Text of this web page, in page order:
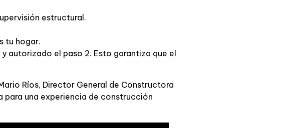
estructural.
tu hogar.
autorizado el paso 2. Esto garantiza que el
Ríos, Director General de Constructora
para una experiencia de construcción